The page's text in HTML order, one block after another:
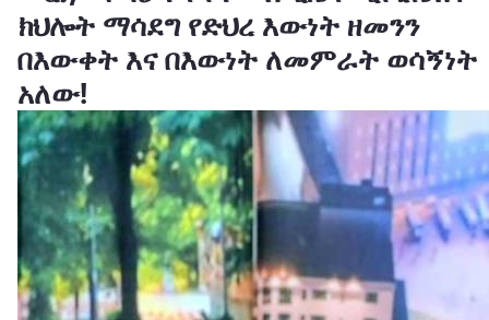
ክህሎት ማሳደግ የድህረ እውነት ዘመንን
በእውቀት እና በእውነት ለመምራት ወሳኝነት
አለው!